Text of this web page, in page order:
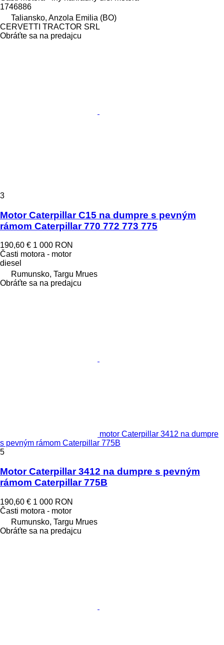
1746886
Taliansko, Anzola Emilia (BO)
CERVETTI TRACTOR SRL
Obráťte sa na predajcu
3
Motor Caterpillar C15 na dumpre s pevným
rámom Caterpillar 770 772 773 775
190,60 € 1 000 RON
Časti motora - motor
diesel
Rumunsko, Targu Mrues
Obráťte sa na predajcu
motor Caterpillar 3412 na dumpre
s pevným rámom Caterpillar 775B
5
Motor Caterpillar 3412 na dumpre s pevným
rámom Caterpillar 775B
190,60 € 1 000 RON
Časti motora - motor
Rumunsko, Targu Mrues
Obráťte sa na predajcu